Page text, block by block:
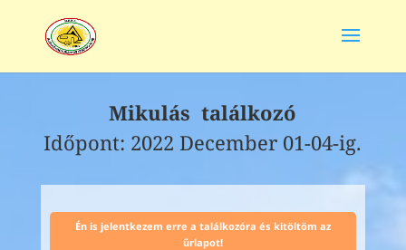
Mikulás találkozó
Időpont: 2022 December 01-04-ig.
Én is jelentkezem erre a találkozóra és kitöltöm az
űrlapot!